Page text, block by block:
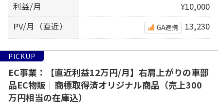
利益/月
¥10,000
PV/月（直近）
GA連携 13,230
PICKUP
EC事業：【直近利益12万円/月】右肩上がりの車部
品EC物販｜商標取得済オリジナル商品（売上300
万円相当の在庫込）